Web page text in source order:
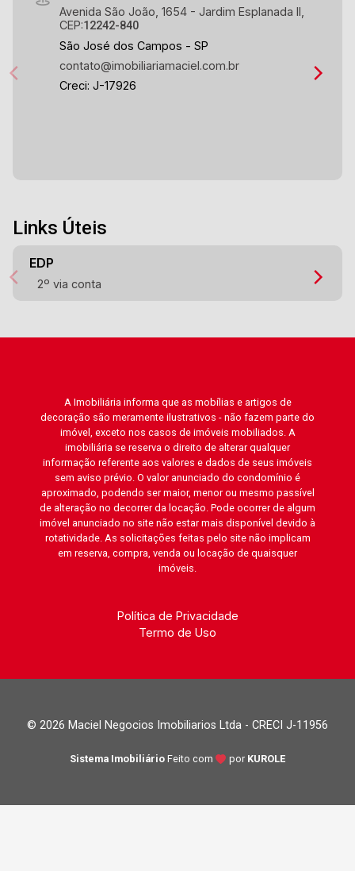
Avenida São João, 1654 - Jardim Esplanada II,
CEP:12242-840
São José dos Campos - SP
contato@imobiliariamaciel.com.br
Creci: J-17926
Links Úteis
EDP
2º via conta
A Imobiliária informa que as mobílias e artigos de
decoração são meramente ilustrativos - não fazem parte do
imóvel, exceto nos casos de imóveis mobiliados. A
imobiliária se reserva o direito de alterar qualquer
informação referente aos valores e dados de seus imóveis
sem aviso prévio. O valor anunciado do condomínio é
aproximado, podendo ser maior, menor ou mesmo passível
de alteração no decorrer da locação. Pode ocorrer de algum
imóvel anunciado no site não estar mais disponível devido à
rotatividade. As solicitações feitas pelo site não implicam
em reserva, compra, venda ou locação de quaisquer
imóveis.
Política de Privacidade
Termo de Uso
© 2026 Maciel Negocios Imobiliarios Ltda - CRECI J-11956
Sistema Imobiliário Feito com por KUROLE